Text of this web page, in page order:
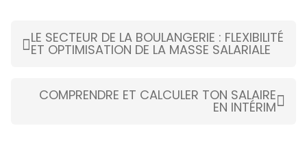
LE SECTEUR DE LA BOULANGERIE : FLEXIBILITÉ
ET OPTIMISATION DE LA MASSE SALARIALE
COMPRENDRE ET CALCULER TON SALAIRE
EN INTÉRIM